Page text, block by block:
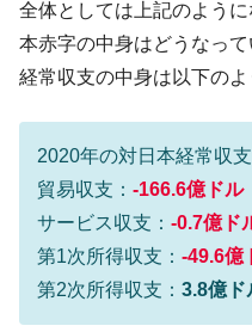
米国下院「
にぶん殴る法案」提出！⇒
する差別。許してはおかぬ
『Money1』
韓国ボンク
他人事のような発言。
『Money1』
韓国半導体
業績「史上最高益」当期純
『Money1』
韓国･加徳島
機 ⇒ 10.7兆では損が出るか
全体としては上記のよう
本赤字の中身はどうなっ
経常収支の中身は以下のよ
2020年の対日本経常収支
貿易収支： -166.6億ドル
サービス収支： -0.7億ド
第1次所得収支： -49.6億
第2次所得収支： 3.8億ド